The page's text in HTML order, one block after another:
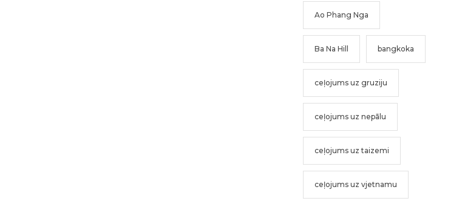
Ao Phang Nga
Ba Na Hill bangkoka
ceļojums uz gruziju
ceļojums uz nepālu
ceļojums uz taizemi
ceļojums uz vjetnamu